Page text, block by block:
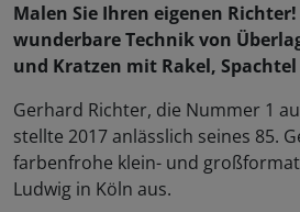
Malen Sie Ihren eigenen
wunderbare Technik von
und Kratzen mit Rakel,
Gerhard Richter, die Nummer 1
stellte 2017 anlässlich seines 85.
farbenfrohe klein- und
Ludwig in Köln aus.